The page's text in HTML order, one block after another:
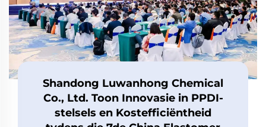
Shandong Luwanhong Chemical
Co., Ltd. Toon Innovasie in PPDI-
stelsels en Kostefficiëntheid